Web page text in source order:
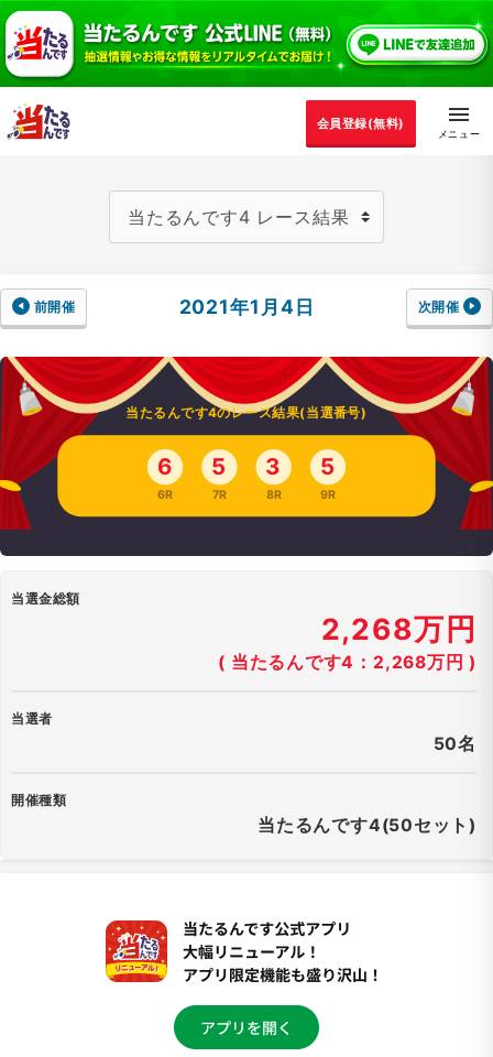
会員登録(無料)
前開催 2021年1月4日 次開催
当たるんです4のレース結果(当選番号)
6
6R
5
7R
3
8R
5
9R
当選金総額
2,268万円
( 当たるんです4：2,268万円 )
当選者
50名
開催種類
当たるんです4(50セット)